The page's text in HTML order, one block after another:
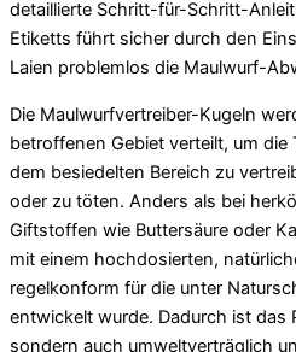
detaillierte Schritt-für-Schritt-
Etiketts führt sicher durch den
Laien problemlos die Maulwurf-
Die Maulwurfvertreiber-Kugeln
betroffenen Gebiet verteilt, um die
dem besiedelten Bereich zu
oder zu töten. Anders als bei
Giftstoffen wie Buttersäure oder
mit einem hochdosierten,
regelkonform für die unter
entwickelt wurde. Dadurch ist das
sondern auch umweltverträglich